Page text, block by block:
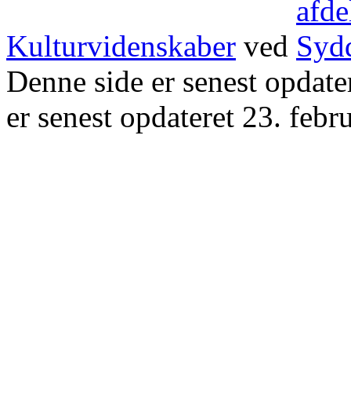
Kulturvidenskaber ved
Denne side er senest
er senest opdateret 23.